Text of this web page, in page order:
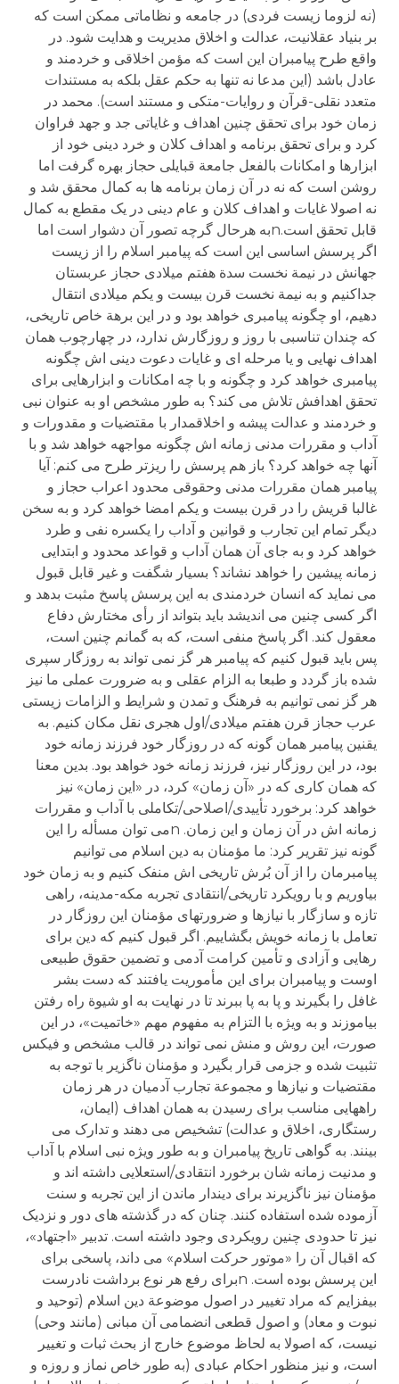
(نه لزوما زیست فردی) در جامعه و نظاماتی ممکن است که
بر بنیاد عقلانیت، عدالت و اخلاق مدیریت و هدایت شود. در
واقع طرح پیامبران این است که مؤمن اخلاقی و خردمند و
عادل باشد (این مدعا نه تنها به حکم عقل بلکه به مستندات
متعدد نقلی-قرآن و روایات-متکی و مستند است). محمد در
زمان خود برای تحقق چنین اهداف و غایاتی جد و جهد فراوان
کرد و برای تحقق برنامه و اهداف کلان و خرد دینی خود از
ابزارها و امکانات بالفعل جامعة قبایلی حجاز بهره گرفت اما
روشن است که نه در آن زمان برنامه ها به کمال محقق شد و
نه اصولا غایات و اهداف کلان و عام دینی در یک مقطع به کمال
قابل تحقق است.nبه هرحال گرچه تصور آن دشوار است اما
اگر پرسش اساسی این است که پیامبر اسلام را از زیست
جهانش در نیمة نخست سدة هفتم میلادی حجاز عربستان
جداکنیم و به نیمة نخست قرن بیست و یکم میلادی انتقال
دهیم، او چگونه پیامبری خواهد بود و در این برهة خاص تاریخی،
که چندان تناسبی با روز و روزگارش ندارد، در چهارچوب همان
اهداف نهایی و یا مرحله ای و غایات دعوت دینی اش چگونه
پیامبری خواهد کرد و چگونه و با چه امکانات و ابزارهایی برای
تحقق اهدافش تلاش می کند؟ به طور مشخص او به عنوان نبی
و خردمند و عدالت پیشه و اخلاقمدار با مقتضیات و مقدورات و
آداب و مقررات مدنی زمانه اش چگونه مواجهه خواهد شد و با
آنها چه خواهد کرد؟ باز هم پرسش را ریزتر طرح می کنم: آیا
پیامبر همان مقررات مدنی وحقوقی محدود اعراب حجاز و
غالبا قریش را در قرن بیست و یکم امضا خواهد کرد و به سخن
دیگر تمام این تجارب و قوانین و آداب را یکسره نفی و طرد
خواهد کرد و به جای آن همان آداب و قواعد محدود و ابتدایی
زمانه پیشین را خواهد نشاند؟ بسیار شگفت و غیر قابل قبول
می نماید که انسان خردمندی به این پرسش پاسخ مثبت بدهد و
اگر کسی چنین می اندیشد باید بتواند از رأی مختارش دفاع
معقول کند. اگر پاسخ منفی است، که به گمانم چنین است،
پس باید قبول کنیم که پیامبر هر گز نمی تواند به روزگار سپری
شده باز گردد و طبعا به الزام عقلی و به ضرورت عملی ما نیز
هر گز نمی توانیم به فرهنگ و تمدن و شرایط و الزامات زیستی
عرب حجاز قرن هفتم میلادی/اول هجری نقل مکان کنیم. به
یقنین پیامبر همان گونه که در روزگار خود فرزند زمانه خود
بود، در این روزگار نیز، فرزند زمانه خود خواهد بود. بدین معنا
که همان کاری که در «آن زمان» کرد، در «این زمان» نیز
خواهد کرد: برخورد تأییدی/اصلاحی/تکاملی با آداب و مقررات
زمانه اش در آن زمان و این زمان. nمی توان مسأله را این
گونه نیز تقریر کرد: ما مؤمنان به دین اسلام می توانیم
پیامبرمان را از آن بُرش تاریخی اش منفک کنیم و به زمان خود
بیاوریم و با رویکرد تاریخی/انتقادی تجربه مکه-مدینه، راهی
تازه و سازگار با نیازها و ضرورتهای مؤمنان این روزگار در
تعامل با زمانه خویش بگشاییم. اگر قبول کنیم که دین برای
رهایی و آزادی و تأمین کرامت آدمی و تضمین حقوق طبیعی
اوست و پیامبران برای این مأموریت یافتند که دست بشر
غافل را بگیرند و پا به پا ببرند تا در نهایت به او شیوة راه رفتن
بیاموزند و به ویژه با التزام به مفهوم مهم «خاتمیت»، در این
صورت، این روش و منش نمی تواند در قالب مشخص و فیکس
تثبیت شده و جزمی قرار بگیرد و مؤمنان ناگزیر با توجه به
مقتضیات و نیازها و مجموعة تجارب آدمیان در هر زمان
راههایی مناسب برای رسیدن به همان اهداف (ایمان،
رستگاری، اخلاق و عدالت) تشخیص می دهند و تدارک می
بینند. به گواهی تاریخ پیامبران و به طور ویژه نبی اسلام با آداب
و مدنیت زمانه شان برخورد انتقادی/استعلایی داشته اند و
مؤمنان نیز ناگزیرند برای دیندار ماندن از این تجربه و سنت
آزموده شده استفاده کنند. چنان که در گذشته های دور و نزدیک
نیز تا حدودی چنین رویکردی وجود داشته است. تدبیر «اجتهاد»،
که اقبال آن را «موتور حرکت اسلام» می داند، پاسخی برای
این پرسش بوده است. nبرای رفع هر نوع برداشت نادرست
بیفزایم که مراد تغییر در اصول موضوعة دین اسلام (توحید و
نبوت و معاد) و اصول قطعی انضمامی آن مبانی (مانند وحی)
نیست، که اصولا به لحاظ موضوع خارج از بحث ثبات و تغییر
است، و نیز منظور احکام عبادی (به طور خاص نماز و روزه و